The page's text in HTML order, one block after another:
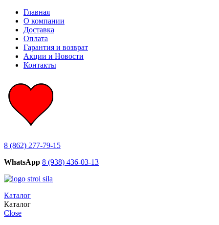
Главная
О компании
Доставка
Оплата
Гарантия и возврат
Акции и Новости
Контакты
8 (862) 277-79-15
WhatsApp 8 (938) 436-03-13
Каталог
Каталог
Close